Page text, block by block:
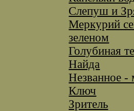
Слепуш и
Меркурий
зеленом
Голубиная
Найда
Незванное -
Ключ
Зритель